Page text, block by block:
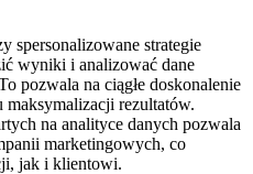
spersonalizowane strategie
​wyniki ⁢i analizować⁢ dane
pozwala na ⁣ciągłe doskonalenie
rezultatów.
na analityce danych pozwala
marketingowych, co
jak i ⁢klientowi.